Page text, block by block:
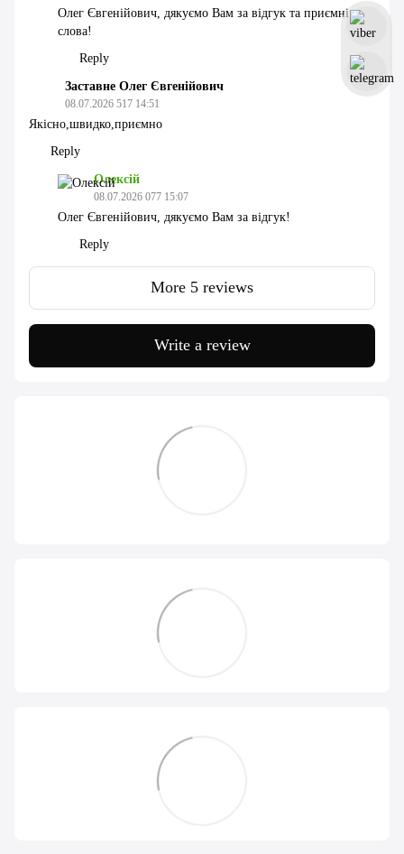
Олег Євгенійович, дякуємо Вам за відгук та приємні
слова!
Reply
Заставне Олег Євгенійович
08.07.2026 517 14:51
Якісно,швидко,приємно
Reply
Олексій
08.07.2026 077 15:07
Олег Євгенійович, дякуємо Вам за відгук!
Reply
More 5 reviews
Write a review